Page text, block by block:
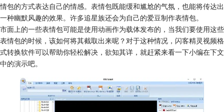
情包的方式表达自己的情感。表情包既能缓和尴尬的气氛，也能将传达出
一种幽默风趣的效果。许多追星族还会为自己的爱豆制作表情包。
市面上的一些表情包可能是使用动画作为载体发布的，当我们要使用这些
表情包的时候，该如何将其截取出来呢？对于这种情况，闪客精灵视频格
式转换软件可以帮助你轻松解决，欲知其详，就赶紧来看一下小编在下文
中的演示吧。